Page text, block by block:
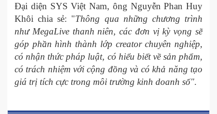
Đại diện SYS Việt Nam, ông Nguyễn Phan Huy
Khôi chia sẻ: "Thông qua những chương trình
như MegaLive thanh niên, các đơn vị kỳ vọng sẽ
góp phần hình thành lớp creator chuyên nghiệp,
có nhận thức pháp luật, có hiểu biết về sản phẩm,
có trách nhiệm với cộng đồng và có khả năng tạo
giá trị tích cực trong môi trường kinh doanh số".